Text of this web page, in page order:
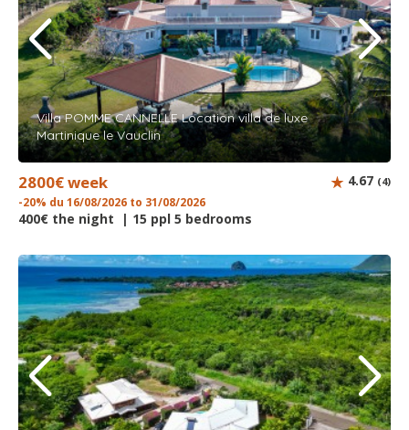
Villa POMME CANNELLE Location villa de luxe
Martinique le Vauclin
2800€ week
-20% du 16/08/2026 to 31/08/2026
400€ the night | 15 ppl 5 bedrooms
4.67 (4)